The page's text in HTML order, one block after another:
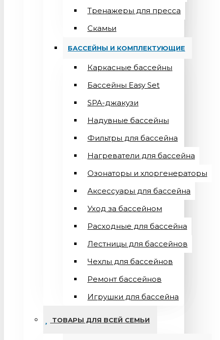
Тренажеры для пресса
Скамьи
БАССЕЙНЫ И КОМПЛЕКТУЮЩИЕ
Каркасные бассейны
Бассейны Easy Set
SPA-джакузи
Надувные бассейны
Фильтры для бассейна
Нагреватели для бассейна
Озонаторы и хлоргенераторы
Аксессуары для бассейна
Уход за бассейном
Расходные для бассейна
Лестницы для бассейнов
Чехлы для бассейнов
Ремонт бассейнов
Игрушки для бассейна
ТОВАРЫ ДЛЯ ВСЕЙ СЕМЬИ